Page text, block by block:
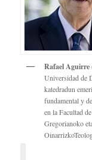
Rafael Aguirre
Universidad de
katedradun
fundamental y
en la Facultad
Gregorianoko